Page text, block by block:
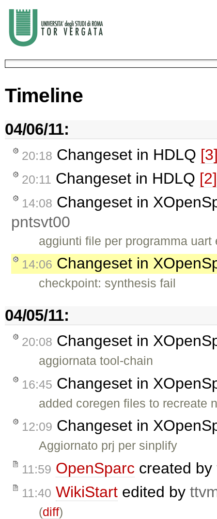
Timeline
04/06/11:
20:18 Changeset in HDLQ
20:11 Changeset in HDLQ [2]
14:08 Changeset in
pntsvt00
aggiunti file per programma uart
14:06 Changeset in
checkpoint: synthesis fail
04/05/11:
20:08 Changeset in
aggiornata tool-chain
16:45 Changeset in
added coregen files to recreate
12:09 Changeset in
Aggiornato prj per sinplify
11:59 OpenSparc created by
11:40 WikiStart edited by
(diff)